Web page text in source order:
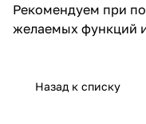
Рекомендуем при
желаемых функций
Назад к списку